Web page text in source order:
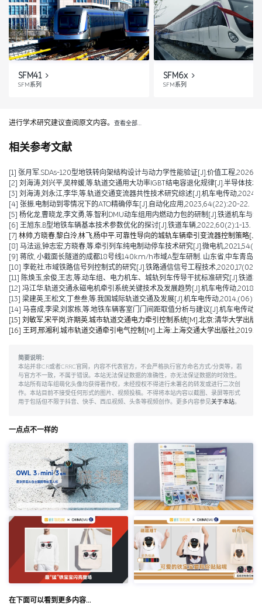
SFM41
SFM系列
SFM6x
SFM系列
进行学术研究建议查阅原文内容。 查看全部…
相关参考文献
[1] 张月军.SDAs-120型地铁转向架结构设计与动力学性能验证[J].价值工程
[2] 刘海涛,刘兴平,吴梓媛,等.轨道交通用大功率IGBT结电容退化规律[J].半导体技
[3] 刘海涛,刘永江,李华,等.轨道交通变流器共性技术研究综述[J].机车电传动
[4] 张振.电制动到零情况下的ATO精确停车[J].自动化应用,2023,64(22):20-22.
[5] 杨化龙,曹晓龙,李文勇,等.智利DMU动车组用内燃动力包的研制[J].铁道机车与
[6] 王旭东.B型地铁车辆基本技术参数优化的探讨[J].铁道车辆,2022,60(2):1-13.
[7] 林帅,方晓春,黎白泠,林飞,杨中平.可靠性导向的城轨车辆牵引变流器控制策略
[8] 马法运,钟志宏,方晓春,等.牵引列车纯电制动停车技术研究[J].微电机
[9] 蒋欣, 小截面长隧道的成都18号线140km/h市域A型车研制. 山东省,中车青岛
[10] 李乾社.市域铁路信号列控制式的研究[J].铁路通信信号工程技术
[11] 陈焕玉,余俊,王志,等.动车组、电力机车、城轨列车传导干扰标准研究[J].铁道
[12] 冯江华.轨道交通永磁电机牵引系统关键技术及发展趋势[J].机车电传动
[13] 梁建英,王松文,丁叁叁,等.我国城际轨道交通及发展[J].机车电传动
[14] 马喜成,李梁,刘家栋,等.地铁车辆客室门门间距取值分析与建议[J].机车电传动
[15] 刘敏军,宋平岗,许期英.城市轨道交通电力牵引控制系统[M].北京:清华大学出版
[16] 王珂,邢湘利.城市轨道交通牵引电气控制[M].上海:上海交通大学出版社,2019.
简要说明：
本站并非CR或者CRRC官网，内容不代表官方，不会严格执行官方命名方式/分类等，若
与官方不一致，不属于错误。本站无法保证数据的准确性，亦无法保证数据的时效性。
本站所有动车组萌化头像均获得著作权，未经授权不得进行未署名的转发或进行二次创
作。本站目前不接受任何形式的图片、视频投稿。不得将本站内容以截图、录屏等形式
用于包括但不限于抖音、快手、西瓜视频、头条等视频创作。更多内容参见关于本站。
一点点不一样的
在下面可以看到更多内容…